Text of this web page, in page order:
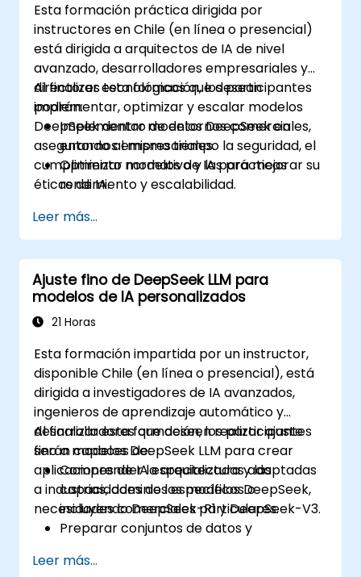
Esta formación práctica dirigida por
instructores en Chile (en línea o presencial)
está dirigida a arquitectos de IA de nivel
avanzado, desarrolladores empresariales y
directores tecnológicos que desean
implementar, optimizar y escalar modelos
DeepSeek dentro de entornos comerciales,
asegurando al mismo tiempo la seguridad, el
cumplimiento normativo y las prácticas
éticas de IA.
Al finalizar esta formación, los participantes
podrán:
Implementar modelos DeepSeek en
entornos empresariales.
Optimizar modelos de IA para mejorar su
rendimiento y escalabilidad.
cumplimiento normativo en aplicaciones
de IA.
Implementar prácticas éticas de IA en
soluciones comerciales.
Leer más...
Ajuste fino de DeepSeek LLM para
modelos de IA personalizados
21 Horas
Esta formación impartida por un instructor,
disponible Chile (en línea o presencial), está
dirigida a investigadores de IA avanzados,
ingenieros de aprendizaje automático y
desarrolladores que deseen realizar ajuste
fino a modelos DeepSeek LLM para crear
aplicaciones de IA especializadas adaptadas
a industrias, dominios específicos o
necesidades comerciales particulares.
Al finalizar esta formación, los participantes
serán capaces de:
Comprender la arquitectura y las
capacidades de los modelos DeepSeek,
incluyendo DeepSeek-R1 y DeepSeek-V3.
Preparar conjuntos de datos y
fino.
Leer más...